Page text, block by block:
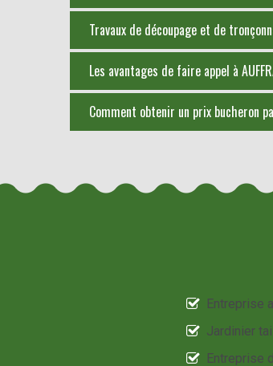
Travaux de découpage et de
Les avantages de faire appel à
Comment obtenir un prix bucheron
Entreprise
Jardinier
Entreprise